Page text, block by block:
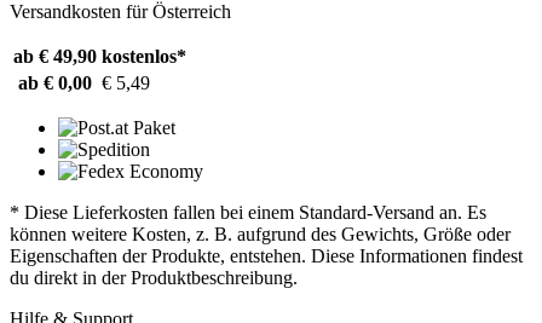
Versandkosten für Österreich
ab € 49,90 kostenlos*
ab € 0,00 € 5,49
* Diese Lieferkosten fallen bei einem Standard-Versand an. Es
können weitere Kosten, z. B. aufgrund des Gewichts, Größe oder
Eigenschaften der Produkte, entstehen. Diese Informationen findest
du direkt in der Produktbeschreibung.
Hilfe & Support